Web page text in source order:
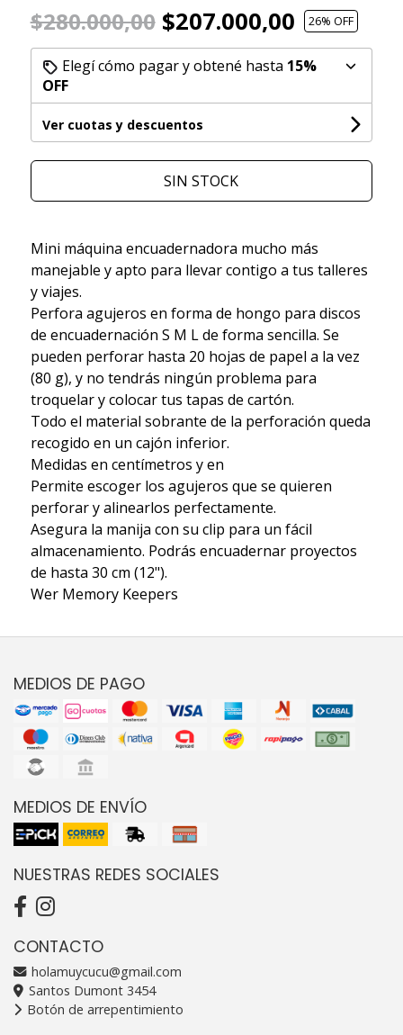
$280.000,00$207.000,00 26% OFF
Elegí cómo pagar y obtené hasta 15%
OFF
Ver cuotas y descuentos
SIN STOCK
Mini máquina encuadernadora mucho más
manejable y apto para llevar contigo a tus talleres
y viajes.
Perfora agujeros en forma de hongo para discos
de encuadernación S M L de forma sencilla. Se
pueden perforar hasta 20 hojas de papel a la vez
(80 g), y no tendrás ningún problema para
troquelar y colocar tus tapas de cartón.
Todo el material sobrante de la perforación queda
recogido en un cajón inferior.
Medidas en centímetros y en
Permite escoger los agujeros que se quieren
perforar y alinearlos perfectamente.
Asegura la manija con su clip para un fácil
almacenamiento. Podrás encuadernar proyectos
de hasta 30 cm (12").
Wer Memory Keepers
MEDIOS DE PAGO
MEDIOS DE ENVÍO
NUESTRAS REDES SOCIALES
CONTACTO
holamuycucu@gmail.com
Santos Dumont 3454
Botón de arrepentimiento